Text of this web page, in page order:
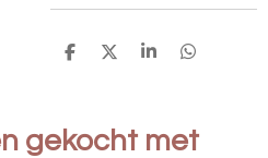
D
D
S
D
N
gekocht met